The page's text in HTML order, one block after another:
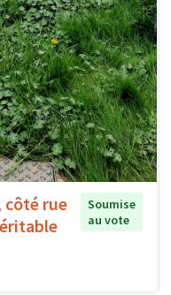
côté rue
Soumise
au vote